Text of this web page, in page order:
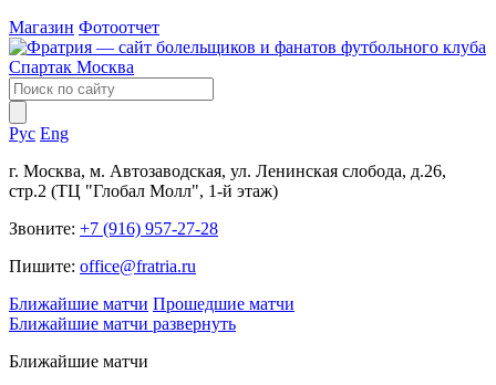
Магазин Фотоотчет
Рус Eng
г. Москва, м. Автозаводская, ул. Ленинская слобода, д.26,
стр.2 (ТЦ "Глобал Молл", 1-й этаж)
Звоните: +7 (916) 957-27-28
Пишите: office@fratria.ru
Ближайшие матчи Прошедшие матчи
Ближайшие матчи развернуть
Ближайшие матчи